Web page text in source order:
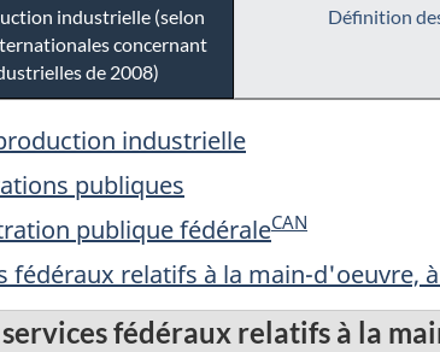
industrielle (selon
concernant
de 2008)
Définition
industrielle
publiques
publique fédéraleCAN
fédéraux relatifs à la main-
fédéraux relatifs à la